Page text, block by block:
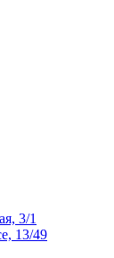
3/1
13/49